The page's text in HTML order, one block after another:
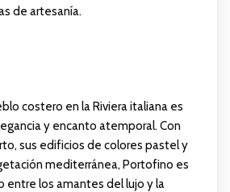
de artesanía.
costero en la Riviera italiana es
y encanto atemporal. Con
sus edificios de colores pastel y
mediterránea, Portofino es
entre los amantes del lujo y la